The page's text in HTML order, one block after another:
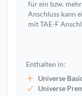
für ein bzw.
Anschluss kann
mit TAE-F
Enthalten in:
Universe
Universe